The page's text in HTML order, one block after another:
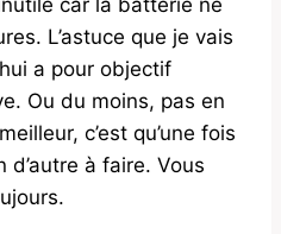
L’astuce que je vais
a pour objectif
Ou du moins, pas en
c’est qu’une fois
d’autre à faire. Vous